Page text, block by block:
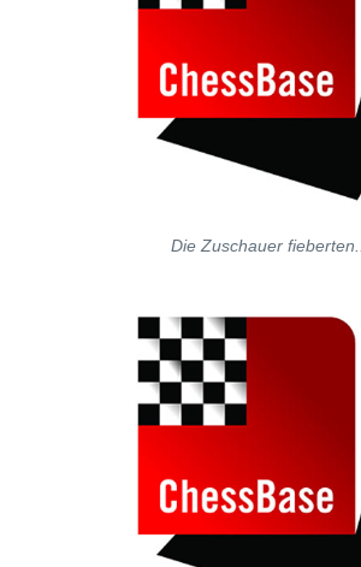
Die Zuschauer fieberten...